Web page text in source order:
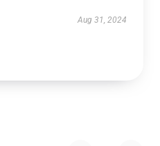
Aug 31, 2024